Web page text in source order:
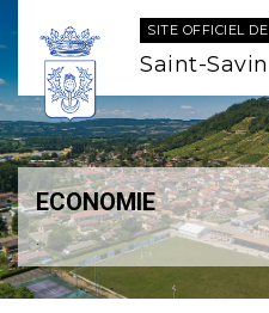
SITE OFFICIEL DE
Saint-Savin
ECONOMIE
.